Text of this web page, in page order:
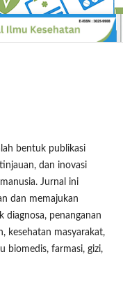
bentuk publikasi
dan inovasi
Jurnal ini
dan memajukan
diagnosa, penanganan
kesehatan masyarakat,
biomedis, farmasi, gizi,